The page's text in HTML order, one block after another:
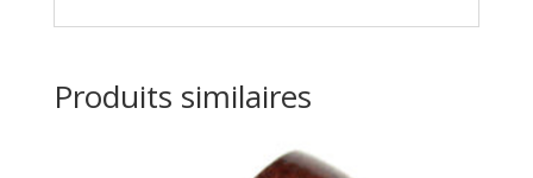
Produits similaires